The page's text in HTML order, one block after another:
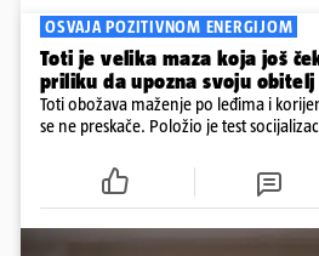
OSVAJA POZITIVNOM ENERGIJOM
Toti je velika maza koja još
priliku da upozna svoju obitelj
Toti obožava maženje po leđima i
se ne preskače. Položio je test
cijepljen protiv virusnih zaraznih bolesti